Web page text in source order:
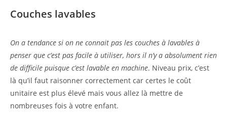
Couches lavables
On a tendance si on ne connait pas les couches à lavables à
penser que c’est pas facile à utiliser, hors il n’y a absolument rien
de difficile puisque c’est lavable en machine. Niveau prix, c’est
là qu’il faut raisonner correctement car certes le coût
unitaire est plus élevé mais vous allez là mettre de
nombreuses fois à votre enfant.